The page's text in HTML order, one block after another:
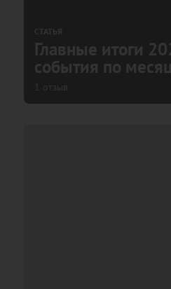
СТАТЬЯ
Главные итоги
события по
1 отзыв